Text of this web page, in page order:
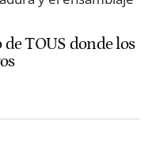
TOUS donde los